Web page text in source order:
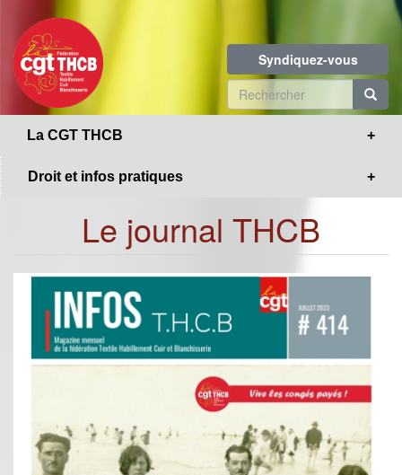
contenu
principal
Syndiquez-vous
Formulaire
de
La CGT THCB
Droit et infos pratiques
Le journal THCB